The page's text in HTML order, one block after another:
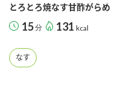
とろとろ焼なす甘酢がらめ
15分 131 kcal
なす